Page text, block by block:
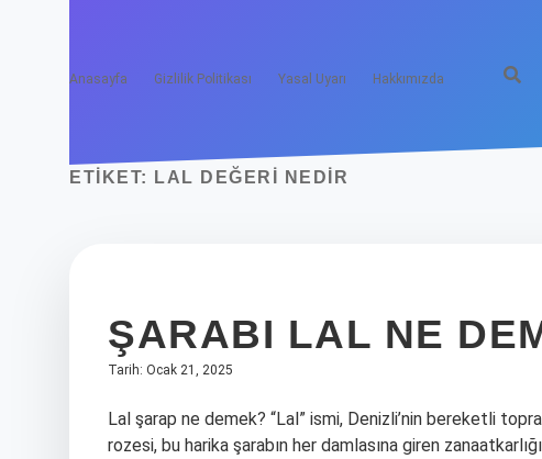
Anasayfa Gizlilik Politikası Yasal Uyarı Hakkımızda
ETIKET: LAL DEĞERI NEDIR
ŞARABI LAL NE
Tarih: Ocak 21, 2025
Lal şarap ne demek? “Lal” ismi, Denizli’nin bereketli
rozesi, bu harika şarabın her damlasına giren